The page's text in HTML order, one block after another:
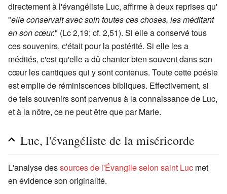
directement à l'évangéliste Luc, affirme à deux reprises qu'
"elle conservait avec soin toutes ces choses, les méditant
en son cœur." (Lc 2,19; cf. 2,51). Si elle a conservé tous
ces souvenirs, c'était pour la postérité. Si elle les a
médités, c'est qu'elle a dû chanter bien souvent dans son
cœur les cantiques qui y sont contenus. Toute cette poésie
est emplie de réminiscences bibliques. Effectivement, si
de tels souvenirs sont parvenus à la connaissance de Luc,
et à la nôtre, ce ne peut être que par Marie.
Luc, l'évangéliste de la miséricorde
L'analyse dessources de l'Évangile selon saint Luc met
en évidence son originalité.